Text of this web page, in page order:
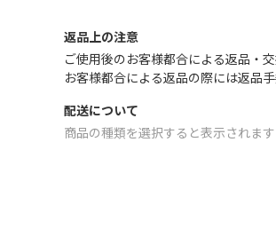
返品上の注意
ご使用後のお客様都合による返品・
お客様都合による返品の際には返品
配送について
商品の種類を選択すると表示されます